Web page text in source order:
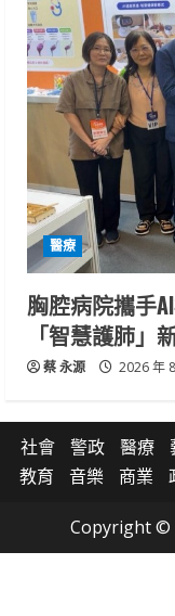
醫療
胸腔病院攜手
「智慧護肺」
蔡 永源 2026 年
社會 警政 醫療
教育
音樂 商業
Copyright ©